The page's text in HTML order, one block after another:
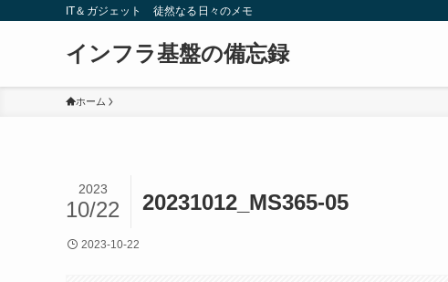
IT＆ガジェット 徒然なる日々のメモ
インフラ基盤の備忘録
ホーム
20231012_MS365-05
2023
10/22
2023-10-22